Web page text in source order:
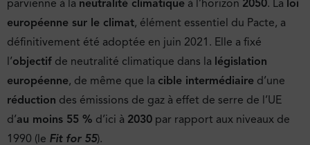
parvienne à la neutralité climatique à l’horizon 2050. La loi
européenne sur le climat, élément essentiel du Pacte, a
définitivement été adoptée en juin 2021. Elle a fixé
l’objectif de neutralité climatique dans la législation
européenne, de même que la cible intermédiaire d’une
réduction des émissions de gaz à effet de serre de l’UE
d’au moins 55 % d’ici à 2030 par rapport aux niveaux de
1990 (le Fit for 55).